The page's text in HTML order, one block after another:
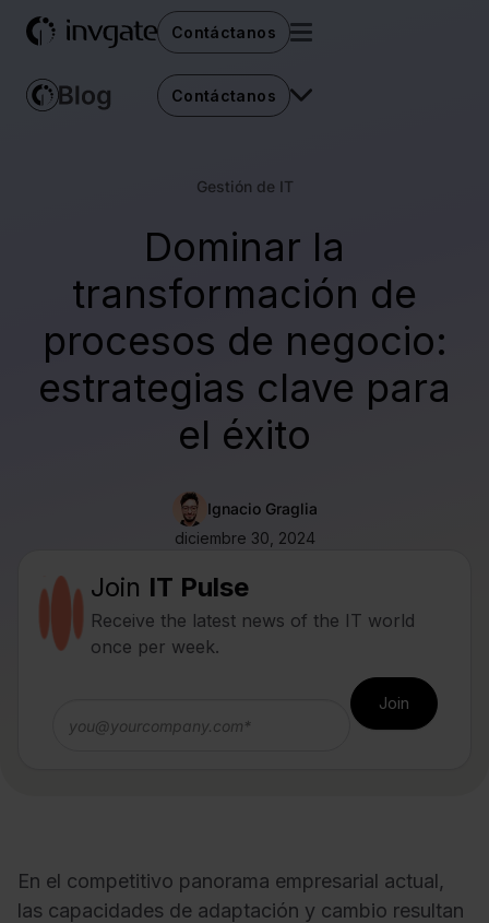
Contáctanos
Contáctanos
Gestión de IT
Dominar la
transformación de
procesos de negocio:
estrategias clave para
el éxito
Ignacio Graglia
diciembre 30, 2024
Join IT Pulse
Receive the latest news of the IT world
once per week.
En el competitivo panorama empresarial actual,
las capacidades de adaptación y cambio resultan